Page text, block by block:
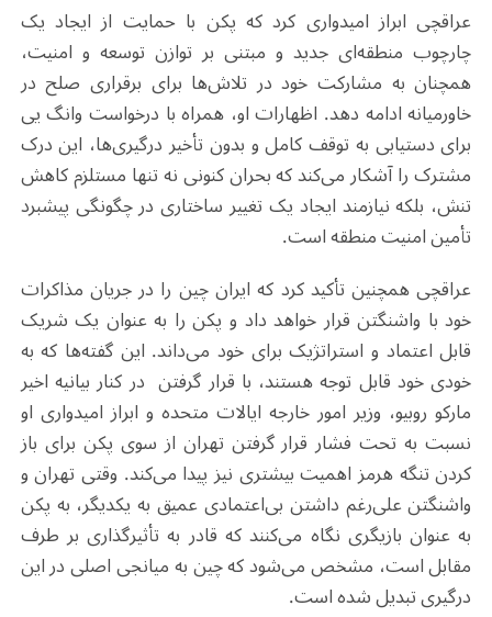
عراقچی ابراز امیدواری کرد که پکن با حمایت از ایجاد یک
چارچوب منطقه‌ای جدید و مبتنی بر توازن توسعه و امنیت،
همچنان به مشارکت خود در تلاش‌ها برای برقراری صلح در
خاورمیانه ادامه دهد. اظهارات او، همراه با درخواست وانگ یی
برای دستیابی به توقف کامل و بدون تأخیر درگیری‌ها، این درک
مشترک را آشکار می‌کند که بحران کنونی نه تنها مستلزم کاهش
تنش، بلکه نیازمند ایجاد یک تغییر ساختاری در چگونگی پیشبرد
تأمین امنیت منطقه‌ است.
عراقچی همچنین تأکید کرد که ایران چین را در جریان مذاکرات
خود با واشنگتن قرار خواهد داد و پکن را به عنوان یک شریک
قابل اعتماد و استراتژیک برای خود می‌داند. این گفته‌ها که به
خودی خود قابل توجه هستند، با قرار گرفتن در کنار بیانیه اخیر
مارکو روبیو، وزیر امور خارجه ایالات متحده و ابراز امیدواری او
نسبت به تحت فشار قرار گرفتن تهران از سوی پکن برای باز
کردن تنگه هرمز اهمیت بیشتری نیز پیدا می‌کند. وقتی تهران و
واشنگتن علی‌رغم داشتن بی‌اعتمادی عمیق به یکدیگر، به پکن
به عنوان بازیگری نگاه می‌کنند که قادر به تأثیرگذاری بر طرف
مقابل است، مشخص می‌شود که چین به میانجی اصلی در این
درگیری تبدیل شده است.